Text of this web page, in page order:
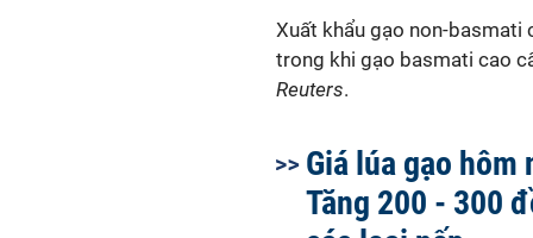
Xuất khẩu gạo non-basmati
trong khi gạo basmati cao
Reuters.
Giá lúa gạo hôm
Tăng 200 - 300